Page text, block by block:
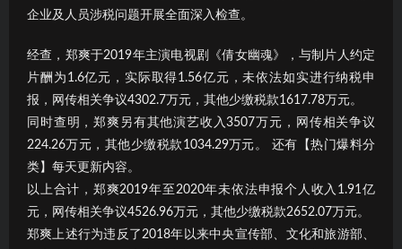
企业及人员涉税问题开展全面深入检查。
经查，郑爽于2019年主演电视剧《倩女幽魂》，与制片人约定
片酬为1.6亿元，实际取得1.56亿元，未依法如实进行纳税申
报，网传相关争议4302.7万元，其他少缴税款1617.78万元。
同时查明，郑爽另有其他演艺收入3507万元，网传相关争议
224.26万元，其他少缴税款1034.29万元。 还有【热门爆料分
类】每天更新内容。
以上合计，郑爽2019年至2020年未依法申报个人收入1.91亿
元，网传相关争议4526.96万元，其他少缴税款2652.07万元。
郑爽上述行为违反了2018年以来中央宣传部、文化和旅游部、